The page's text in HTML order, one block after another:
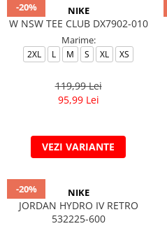
-20% NIKE
W NSW TEE CLUB DX7902-010
Marime:
2XL L M S XL XS
119,99 Lei
95,99 Lei
VEZI VARIANTE
-20% NIKE
JORDAN HYDRO IV RETRO
532225-600